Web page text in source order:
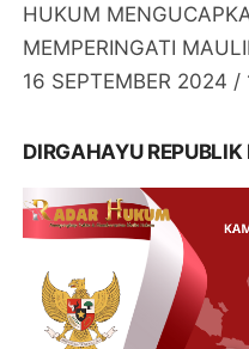
HUKUM
MEMPERINGATI
16 SEPTEMBER 2024
DIRGAHAYU